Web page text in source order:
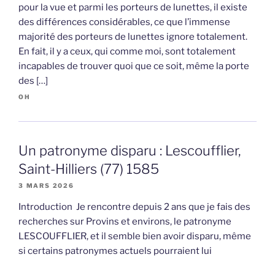
pour la vue et parmi les porteurs de lunettes, il existe
des différences considérables, ce que l’immense
majorité des porteurs de lunettes ignore totalement.
En fait, il y a ceux, qui comme moi, sont totalement
incapables de trouver quoi que ce soit, même la porte
des […]
OH
Un patronyme disparu : Lescoufflier,
Saint-Hilliers (77) 1585
3 MARS 2026
Introduction Je rencontre depuis 2 ans que je fais des
recherches sur Provins et environs, le patronyme
LESCOUFFLIER, et il semble bien avoir disparu, même
si certains patronymes actuels pourraient lui